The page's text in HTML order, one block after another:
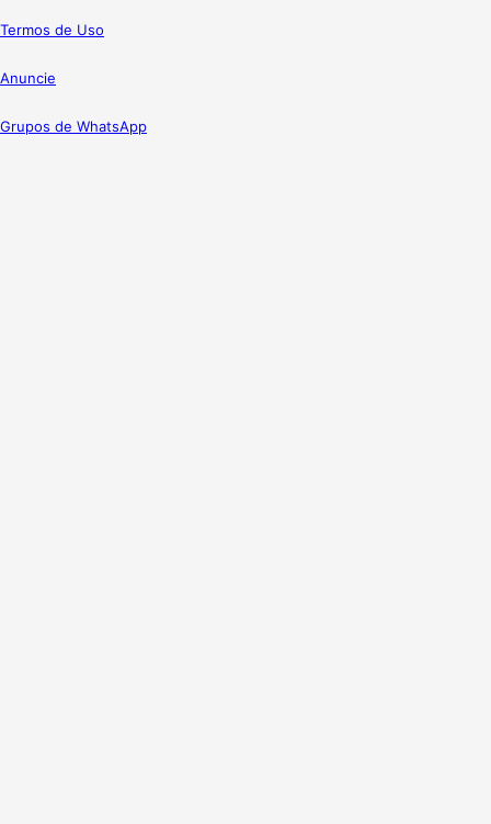
Termos de Uso
Anuncie
Grupos de WhatsApp